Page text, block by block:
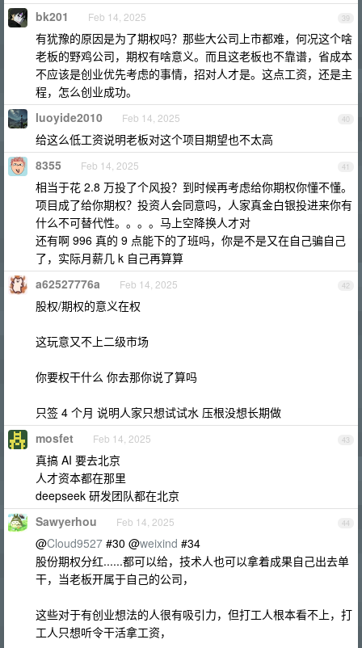
39
bk201 Feb 14, 2025
有犹豫的原因是为了期权吗？那些大公司上市都难，何况这个啥
老板的野鸡公司，期权有啥意义。而且这老板也不靠谱，省成本
不应该是创业优先考虑的事情，招对人才是。这点工资，还是主
程，怎么创业成功。
40
luoyide2010 Feb 14, 2025
给这么低工资说明老板对这个项目期望也不太高
41
8355 Feb 14, 2025
相当于花 2.8 万投了个风投？到时候再考虑给你期权你懂不懂。
项目成了给你期权？投资人会同意吗，人家真金白银投进来你有
什么不可替代性。。。。马上空降换人才对
还有啊 996 真的 9 点能下的了班吗，你是不是又在自己骗自己
了，实际月薪几 k 自己再算算
42
a62527776a Feb 14, 2025
股权/期权的意义在权
这玩意又不上二级市场
你要权干什么 你去那你说了算吗
只签 4 个月 说明人家只想试试水 压根没想长期做
43
mosfet Feb 14, 2025
真搞 AI 要去北京
人才资本都在那里
deepseek 研发团队都在北京
44
Sawyerhou Feb 14, 2025
@Cloud9527 #30 @weixind #34
股份期权分红......都可以给，技术人也可以拿着成果自己出去单
干，当老板开属于自己的公司，
这些对于有创业想法的人很有吸引力，但打工人根本看不上，打
工人只想听令干活拿工资，